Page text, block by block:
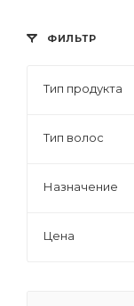
ФИЛЬТР
Тип продукта
Тип волос
Назначение
Цена